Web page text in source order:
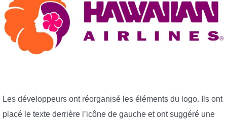
Les développeurs ont réorganisé les éléments du logo. Ils ont
placé le texte derrière l’icône de gauche et ont suggéré une